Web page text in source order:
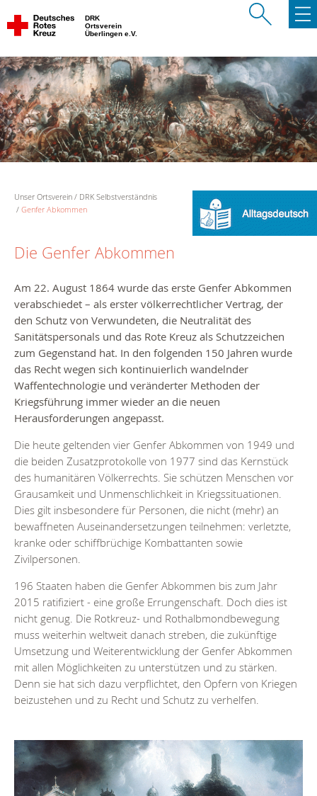
DRK
Ortsverein
Überlingen e.V.
Unser Ortsverein
DRK Selbstverständnis
Genfer Abkommen
Die Genfer Abkommen
Am 22. August 1864 wurde das erste Genfer Abkommen
verabschiedet – als erster völkerrechtlicher Vertrag, der
den Schutz von Verwundeten, die Neutralität des
Sanitätspersonals und das Rote Kreuz als Schutzzeichen
zum Gegenstand hat. In den folgenden 150 Jahren wurde
das Recht wegen sich kontinuierlich wandelnder
Waffentechnologie und veränderter Methoden der
Kriegsführung immer wieder an die neuen
Herausforderungen angepasst.
Die heute geltenden vier Genfer Abkommen von 1949 und
die beiden Zusatzprotokolle von 1977 sind das Kernstück
des humanitären Völkerrechts. Sie schützen Menschen vor
Grausamkeit und Unmenschlichkeit in Kriegssituationen.
Dies gilt insbesondere für Personen, die nicht (mehr) an
bewaffneten Auseinandersetzungen teilnehmen: verletzte,
kranke oder schiffbrüchige Kombattanten sowie
Zivilpersonen.
196 Staaten haben die Genfer Abkommen bis zum Jahr
2015 ratifiziert - eine große Errungenschaft. Doch dies ist
nicht genug. Die Rotkreuz- und Rothalbmondbewegung
muss weiterhin weltweit danach streben, die zukünftige
Umsetzung und Weiterentwicklung der Genfer Abkommen
mit allen Möglichkeiten zu unterstützen und zu stärken.
Denn sie hat sich dazu verpflichtet, den Opfern von Kriegen
beizustehen und zu Recht und Schutz zu verhelfen.